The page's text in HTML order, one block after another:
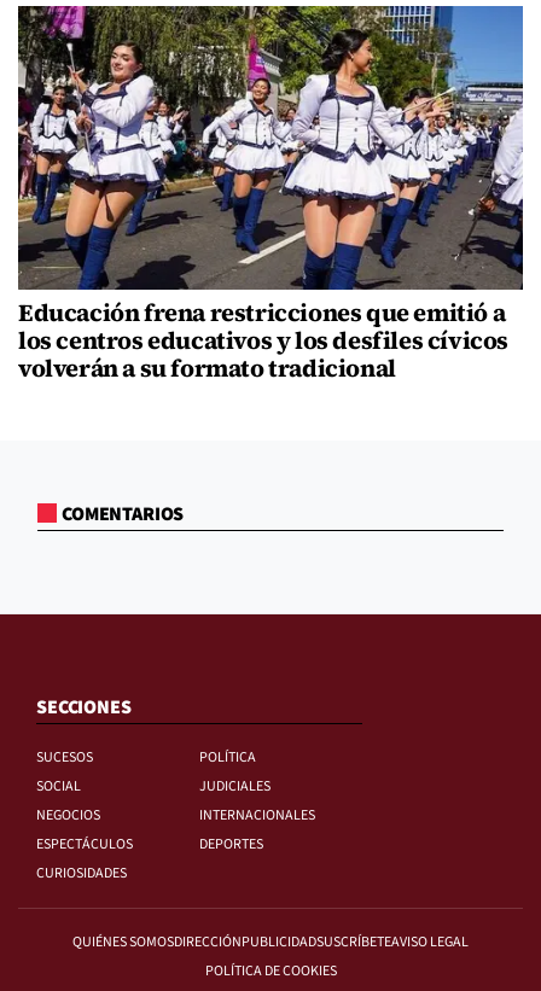
Educación frena restricciones que emitió a
los centros educativos y los desfiles cívicos
volverán a su formato tradicional
COMENTARIOS
SECCIONES
SUCESOS
POLÍTICA
SOCIAL
JUDICIALES
NEGOCIOS
INTERNACIONALES
ESPECTÁCULOS
DEPORTES
CURIOSIDADES
QUIÉNES SOMOSDIRECCIÓNPUBLICIDADSUSCRÍBETEAVISO LEGAL
POLÍTICA DE COOKIES